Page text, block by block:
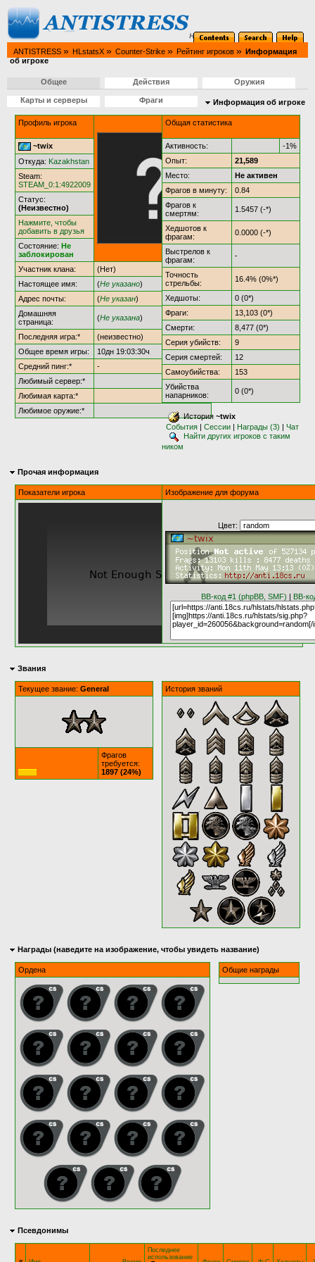
ANTISTRESS » HLstatsX » Counter-Strike » Рейтинг игроков » Информация
об игроке
Общее Действия Оружия
Карты и серверы Фраги Информация об игроке
Профиль игрока
~twix
Откуда: Kazakhstan
Steam:
STEAM_0:1:4922009
Статус:
(Неизвестно)
Нажмите, чтобы
добавить в друзья
Состояние: Не
заблокирован
Участник клана:
(Нет)
Настоящее имя:
(Не указано)
Адрес почты:
(Не указан)
Домашняя
страница:
(Не указана)
Последняя игра:*
(неизвестно)
Общее время игры:
10дн 19:03:30ч
Средний пинг:*
-
Любимый сервер:*
Любимая карта:*
Любимое оружие:*
Общая статистика
Активность:
-1%
Опыт:
21,589
Место:
Не активен
Фрагов в минуту:
0.84
Фрагов к
смертям:
1.5457 (-*)
Хедшотов к
фрагам:
0.0000 (-*)
Выстрелов к
фрагам:
-
Точность
стрельбы:
16.4% (0%*)
Хедшоты:
0 (0*)
Фраги:
13,103 (0*)
Смерти:
8,477 (0*)
Серия убийств:
9
Серия смертей:
12
Самоубийства:
153
Убийства
напарников:
0 (0*)
История~twix
События |Сессии | Награды (3) |Чат
Найти других игроков с таким
ником
Прочая информация
Показатели игрока Изображение для форума
Цвет:
BB-код #1 (phpBB, SMF) | BB-
Звания
Текущее звание: General
Фрагов
требуется:
1897 (24%)
История званий
Награды (наведите на изображение, чтобы увидеть название)
Ордена Общие награды
Псевдонимы
Последнее
использование